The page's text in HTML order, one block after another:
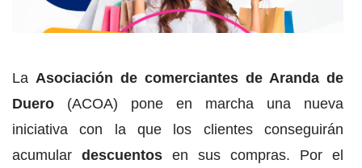
La Asociación de comerciantes de Aranda de
Duero (ACOA) pone en marcha una nueva
iniciativa con la que los clientes conseguirán
acumular descuentos en sus compras. Por el